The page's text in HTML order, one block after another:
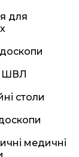
для
ШВЛ
столи
медичні